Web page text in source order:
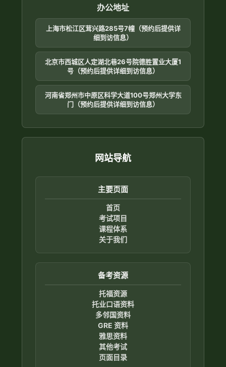
办公地址
上海市松江区茸兴路285号7幢（预约后提供详
细到访信息）
北京市西城区人定湖北巷26号院德胜置业大厦1
号（预约后提供详细到访信息）
河南省郑州市中原区科学大道100号郑州大学东
门（预约后提供详细到访信息）
网站导航
主要页面
首页
考试项目
课程体系
关于我们
备考资源
托福资源
托业口语资料
多邻国资料
GRE 资料
雅思资料
其他考试
页面目录